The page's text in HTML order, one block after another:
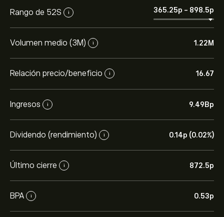
Rango de 52S i 365.25‎p‎ - 898.5‎p‎
Volumen medio (3M) i 1.22M
Relación precio/beneficio i 16.67
Ingresos i 9.49B‎p‎
Dividendo (rendimiento) i 0.14‎p‎ (0.02%)
Último cierre i 872.5‎p‎
BPA i 0.53‎p‎